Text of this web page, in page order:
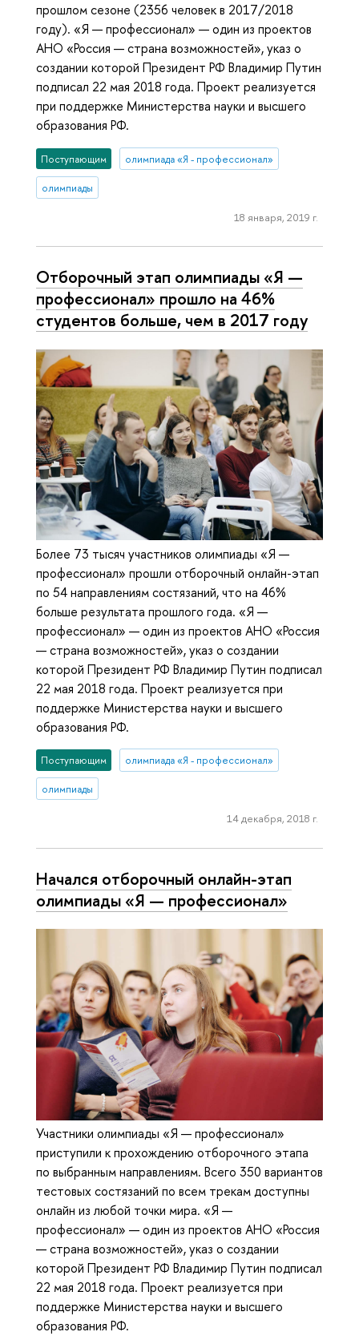
прошлом сезоне (2356 человек в 2017/2018
году). «Я — профессионал» — один из проектов
АНО «Россия — страна возможностей», указ о
создании которой Президент РФ Владимир Путин
подписал 22 мая 2018 года. Проект реализуется
при поддержке Министерства науки и высшего
образования РФ.
Поступающим олимпиада «Я - профессионал»
олимпиады
18 января, 2019 г.
Отборочный этап олимпиады «Я —
профессионал» прошло на 46%
студентов больше, чем в 2017 году
Более 73 тысяч участников олимпиады «Я —
профессионал» прошли отборочный онлайн-этап
по 54 направлениям состязаний, что на 46%
больше результата прошлого года. «Я —
профессионал» — один из проектов АНО «Россия
— страна возможностей», указ о создании
которой Президент РФ Владимир Путин подписал
22 мая 2018 года. Проект реализуется при
поддержке Министерства науки и высшего
образования РФ.
Поступающим олимпиада «Я - профессионал»
олимпиады
14 декабря, 2018 г.
Начался отборочный онлайн-этап
олимпиады «Я — профессионал»
Участники олимпиады «Я — профессионал»
приступили к прохождению отборочного этапа
по выбранным направлениям. Всего 350 вариантов
тестовых состязаний по всем трекам доступны
онлайн из любой точки мира. «Я —
профессионал» — один из проектов АНО «Россия
— страна возможностей», указ о создании
которой Президент РФ Владимир Путин подписал
22 мая 2018 года. Проект реализуется при
поддержке Министерства науки и высшего
образования РФ.